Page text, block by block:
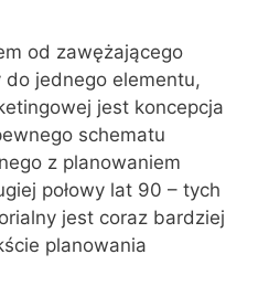
od zawężającego
jednego elementu,
jest koncepcja
schematu
z planowaniem
połowy lat 90 – tych
jest coraz bardziej
planowania